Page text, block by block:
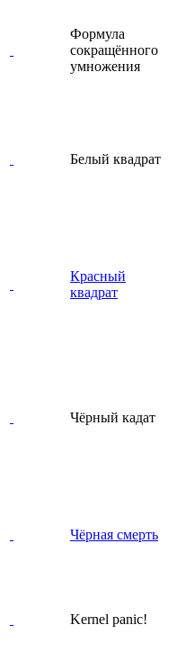
Формула
сокращённого
умножения
Белый квадрат
Красный
квадрат
Чёрный кадат
Чёрная смерть
Kernel panic!